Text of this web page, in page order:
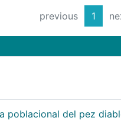
previous 1
poblacional del pez